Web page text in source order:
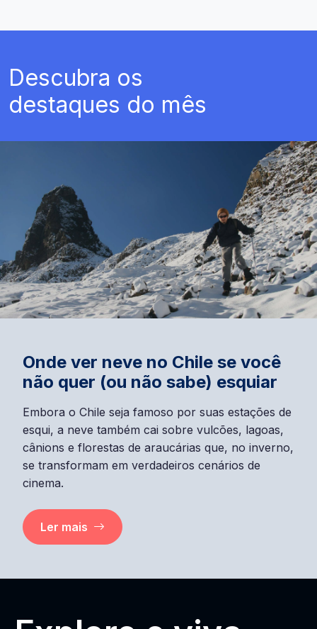
Descubra os
destaques do mês
Onde ver neve no Chile se você
não quer (ou não sabe) esquiar
Embora o Chile seja famoso por suas estações de
esqui, a neve também cai sobre vulcões, lagoas,
cânions e florestas de araucárias que, no inverno,
se transformam em verdadeiros cenários de
cinema.
Ler mais